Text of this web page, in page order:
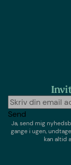
Send
Ja, send mig
gange i ugen,
kan altid